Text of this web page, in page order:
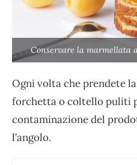
Conservare la marmellata
Ogni volta che prendete
forchetta o coltello puliti
contaminazione del
l’angolo.